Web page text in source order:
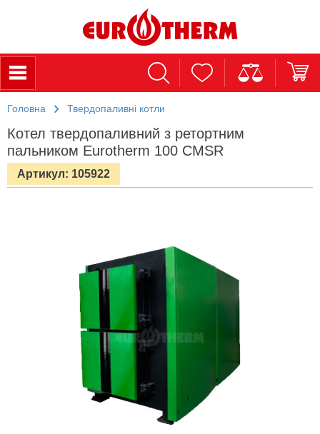
Головна Твердопаливні котли
Котел твердопаливний з ретортним
пальником Eurotherm 100 CMSR
Артикул: 105922